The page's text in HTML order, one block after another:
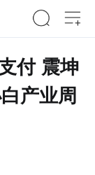
付 震坤
产业周